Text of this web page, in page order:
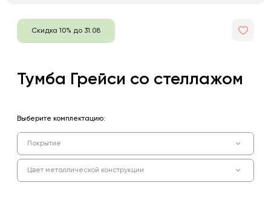
Скидка 10% до 31.08
Тумба Грейси со стеллажом
Выберите комплектацию:
Покрытие
Цвет металлической конструкции